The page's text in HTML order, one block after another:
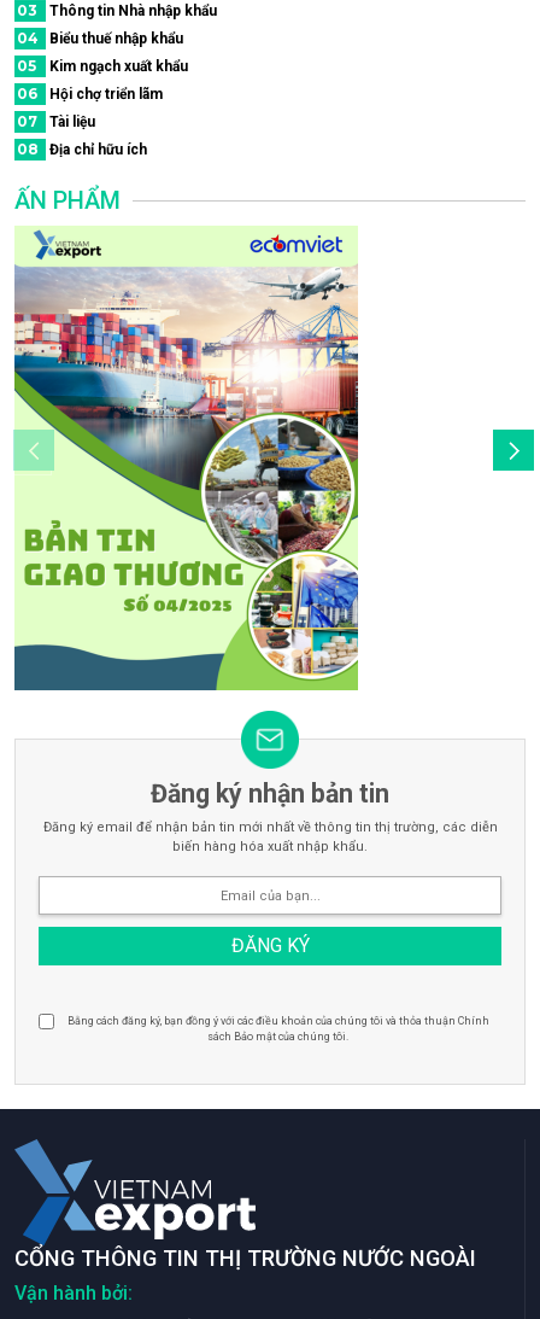
03 Thông tin Nhà nhập khẩu
04 Biểu thuế nhập khẩu
05 Kim ngạch xuất khẩu
06 Hội chợ triển lãm
07 Tài liệu
08 Địa chỉ hữu ích
ẤN PHẨM
Đăng ký nhận bản tin
Đăng ký email để nhận bản tin mới nhất về thông tin thị trường, các diễn
biến hàng hóa xuất nhập khẩu.
Bằng cách đăng ký, bạn đồng ý với các điều khoản của chúng tôi và thỏa thuận Chính
sách Bảo mật của chúng tôi.
CỔNG THÔNG TIN THỊ TRƯỜNG NƯỚC NGOÀI
Vận hành bởi: